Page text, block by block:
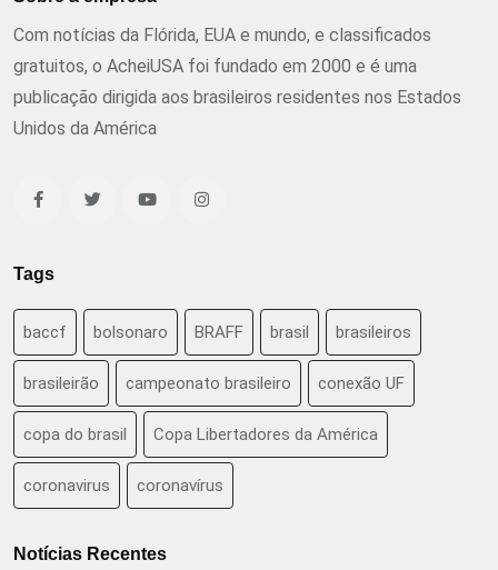
Com notícias da Flórida, EUA e mundo, e classificados
gratuitos, o AcheiUSA foi fundado em 2000 e é uma
publicação dirigida aos brasileiros residentes nos Estados
Unidos da América
Tags
baccf bolsonaro BRAFF brasil brasileiros
brasileirão campeonato brasileiro conexão UF
copa do brasil Copa Libertadores da América
coronavirus coronavírus
Notícias Recentes